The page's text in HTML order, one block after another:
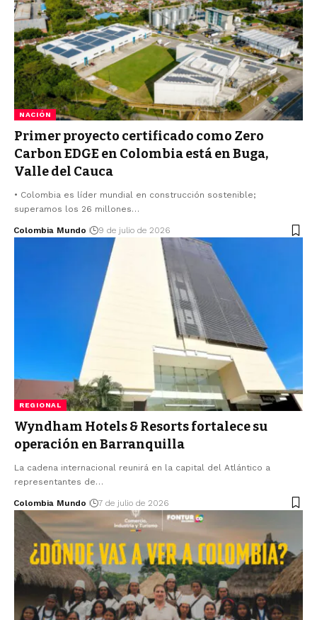
NACIÓN
Primer proyecto certificado como Zero
Carbon EDGE en Colombia está en Buga,
Valle del Cauca
• Colombia es líder mundial en construcción sostenible;
superamos los 26 millones…
Colombia Mundo 9 de julio de 2026
REGIONAL
Wyndham Hotels & Resorts fortalece su
operación en Barranquilla
La cadena internacional reunirá en la capital del Atlántico a
representantes de…
Colombia Mundo 7 de julio de 2026